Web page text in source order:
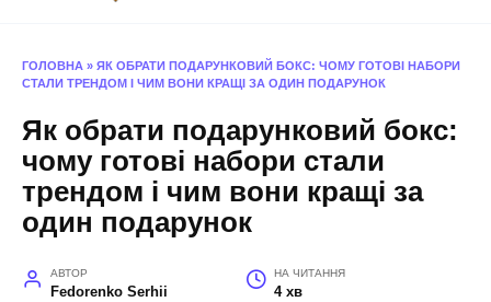
ГОЛОВНА » ЯК ОБРАТИ ПОДАРУНКОВИЙ БОКС: ЧОМУ ГОТОВІ НАБОРИ
СТАЛИ ТРЕНДОМ І ЧИМ ВОНИ КРАЩІ ЗА ОДИН ПОДАРУНОК
Як обрати подарунковий бокс:
чому готові набори стали
трендом і чим вони кращі за
один подарунок
АВТОР
Fedorenko Serhii
НА ЧИТАННЯ
4 хв